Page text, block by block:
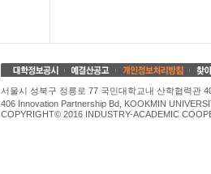
서울시 성북구 정릉로 77 국민대학교내 산학협력관
406 Innovation Partnership Bd, KOOKMIN
COPYRIGHT© 2016 INDUSTRY-ACADEMIC